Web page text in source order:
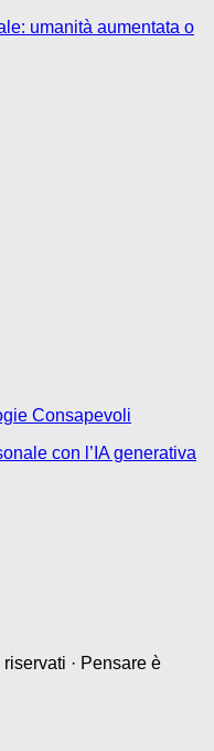
umanità aumentata o
Consapevoli
con l’IA generativa
· Pensare è